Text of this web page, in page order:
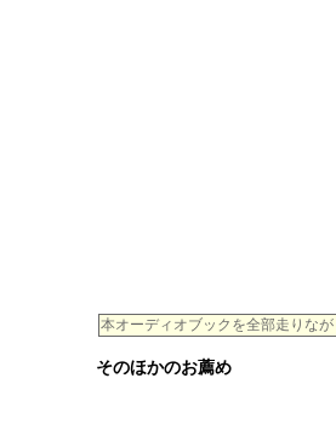
本オーディオブックを全部走りな
そのほかのお薦め